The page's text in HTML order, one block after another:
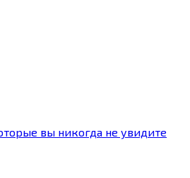
вы никогда не увидите